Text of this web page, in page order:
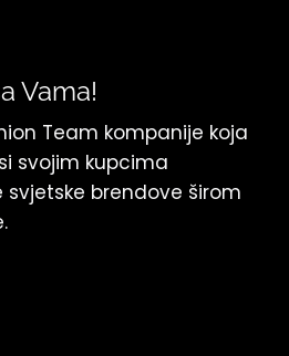
Vama!
Team kompanije koja
svojim kupcima
brendove širom